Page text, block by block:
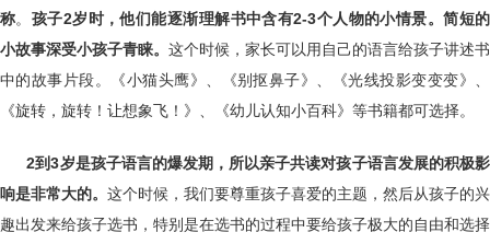
称。 孩子2岁时，他们能逐渐理解书中含有2-3个人物的小情景。简短的
小故事深受小孩子青睐。 这个时候，家长可以用自己的语言给孩子讲述书
中的故事片段。《小猫头鹰》、《别抠鼻子》、《光线投影变变变》、
《旋转，旋转！让想象飞！》、《幼儿认知小百科》等书籍都可选择。
2到3岁是孩子语言的爆发期，所以亲子共读对孩子语言发展的积极影
响是非常大的。 这个时候，我们要尊重孩子喜爱的主题，然后从孩子的兴
趣出发来给孩子选书，特别是在选书的过程中要给孩子极大的自由和选择